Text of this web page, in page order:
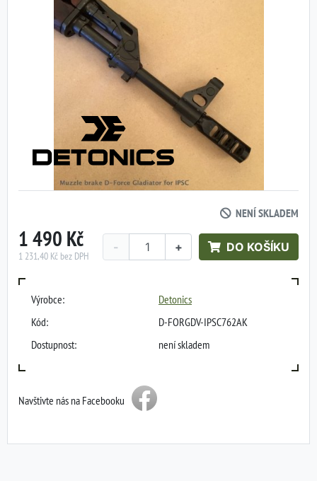
NENÍ SKLADEM
1 490 Kč
1 231,40 Kč bez DPH
+
- DO KOŠÍKU
Výrobce:
Detonics
Kód:
D-FORGDV-IPSC762AK
Dostupnost:
není skladem
Navštivte nás na Facebooku